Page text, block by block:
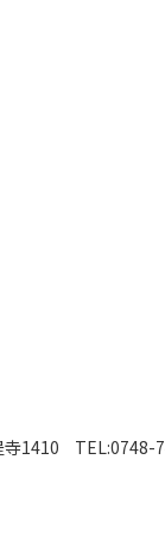
1410 TEL:0748-